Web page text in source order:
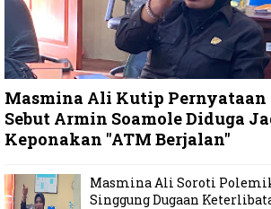
Masmina Ali Kutip Pernyataan
Sebut Armin Soamole Diduga
Keponakan "ATM Berjalan"
Masmina Ali Soroti
Singgung Dugaan